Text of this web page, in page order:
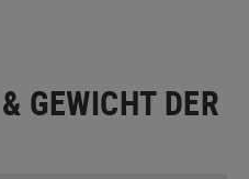
GEWICHT DER